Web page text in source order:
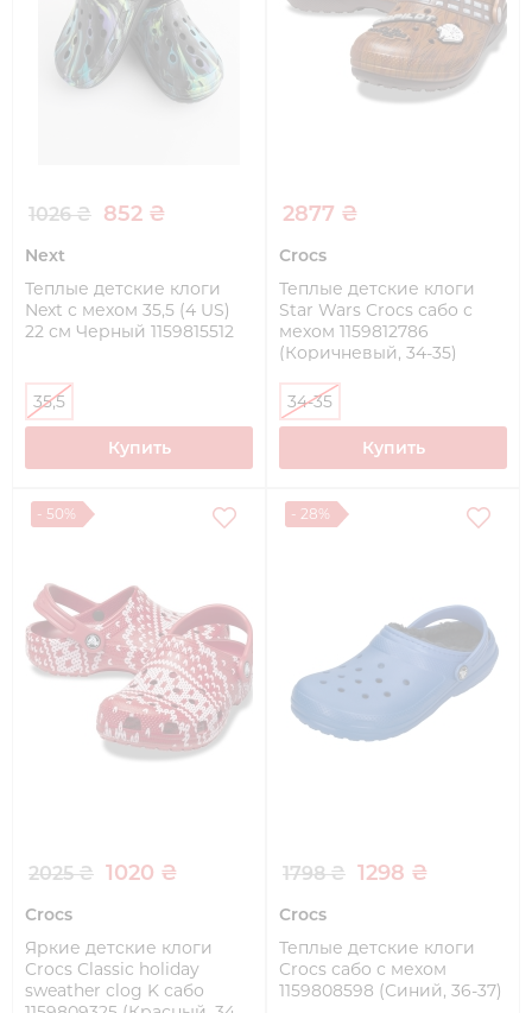
1026 ₴ 852 ₴
Next
Теплые детские клоги
Next с мехом 35,5 (4 US)
22 см Черный 1159815512
35,5
Купить
2877 ₴
Crocs
Теплые детские клоги
Star Wars Crocs сабо с
мехом 1159812786
(Коричневый, 34-35)
34-35
Купить
- 50%
2025 ₴ 1020 ₴
Crocs
Яркие детские клоги
Crocs Classic holiday
sweather clog K сабо
- 28%
1798 ₴ 1298 ₴
Crocs
Теплые детские клоги
Crocs сабо с мехом
1159808598 (Синий, 36-37)